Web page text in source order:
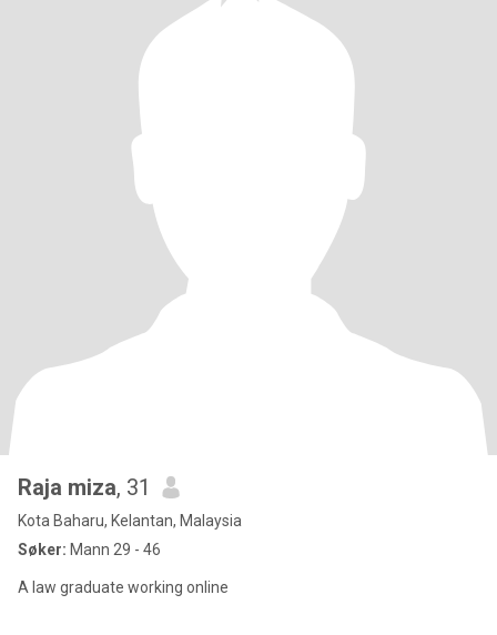
Raja miza, 31
Kota Baharu, Kelantan, Malaysia
Søker: Mann 29 - 46
A law graduate working online